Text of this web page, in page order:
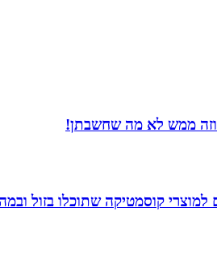
ממש לא מה שחשבתן!